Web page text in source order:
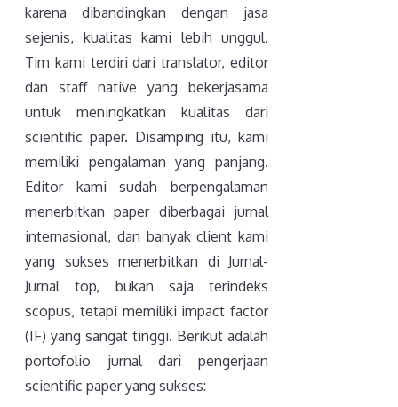
karena dibandingkan dengan jasa
sejenis, kualitas kami lebih unggul.
Tim kami terdiri dari translator, editor
dan staff native yang bekerjasama
untuk meningkatkan kualitas dari
scientific paper. Disamping itu, kami
memiliki pengalaman yang panjang.
Editor kami sudah berpengalaman
menerbitkan paper diberbagai jurnal
internasional, dan banyak client kami
yang sukses menerbitkan di Jurnal-
Jurnal top, bukan saja terindeks
scopus, tetapi memiliki impact factor
(IF) yang sangat tinggi. Berikut adalah
portofolio jurnal dari pengerjaan
scientific paper yang sukses: